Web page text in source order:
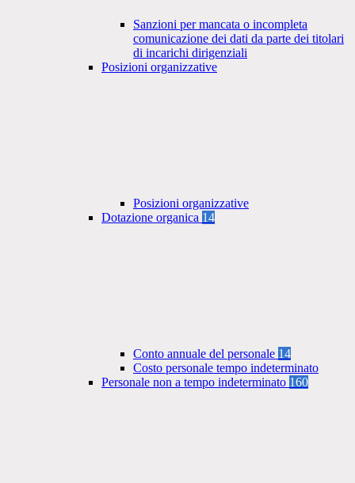
Sanzioni per mancata o incompleta
comunicazione dei dati da parte dei titolari
di incarichi dirigenziali
Posizioni organizzative
Posizioni organizzative
Dotazione organica 14
Conto annuale del personale 14
Costo personale tempo indeterminato
Personale non a tempo indeterminato 160